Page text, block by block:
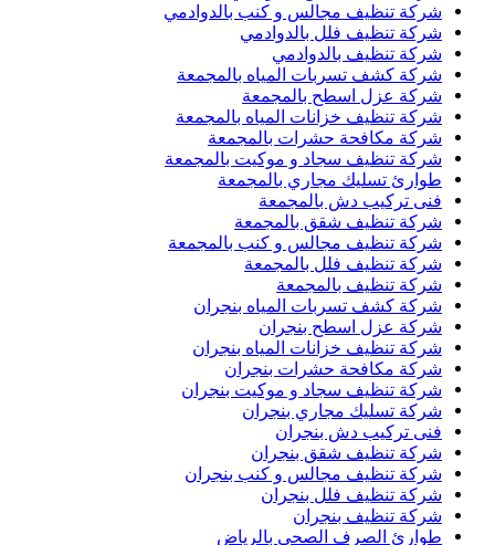
شركة تنظيف مجالس و كنب بالدوادمي
شركة تنظيف فلل بالدوادمي
شركة تنظيف بالدوادمي
شركة كشف تسربات المياه بالمجمعة
شركة عزل اسطح بالمجمعة
شركة تنظيف خزانات المياه بالمجمعة
شركة مكافحة حشرات بالمجمعة
شركة تنظيف سجاد و موكيت بالمجمعة
طوارئ تسليك مجاري بالمجمعة
فنى تركيب دش بالمجمعة
شركة تنظيف شقق بالمجمعة
شركة تنظيف مجالس و كنب بالمجمعة
شركة تنظيف فلل بالمجمعة
شركة تنظيف بالمجمعة
شركة كشف تسربات المياه بنجران
شركة عزل اسطح بنجران
شركة تنظيف خزانات المياه بنجران
شركة مكافحة حشرات بنجران
شركة تنظيف سجاد و موكيت بنجران
شركة تسليك مجاري بنجران
فنى تركيب دش بنجران
شركة تنظيف شقق بنجران
شركة تنظيف مجالس و كنب بنجران
شركة تنظيف فلل بنجران
شركة تنظيف بنجران
طوارئ الصرف الصحي بالرياض